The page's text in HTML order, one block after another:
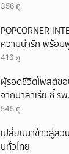
356 ดู
POPCORNER
ความน่ารัก พร้อม
'ON&OFF'
416 ดู
ผู้รอดชีวิตโพสต์ข
จากมาลาเรีย ชี้ รพ
545 ดู
เปลี่ยนนาข้าวสู่สว
นทั่วไทย